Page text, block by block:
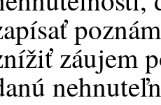
záujem